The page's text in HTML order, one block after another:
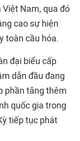
Nam, qua đó
cao sự hiện
toàn cầu hóa.
đại biểu cấp
dẫn đầu đang
phần tăng thêm
quốc gia trong
tiếp tục phát